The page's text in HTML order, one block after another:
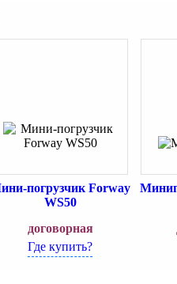
погрузчик Forway
WS50
договорная
Где купить?